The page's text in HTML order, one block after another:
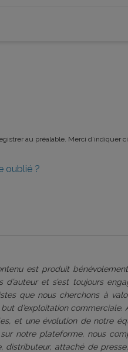
au préalable. Merci d’indiquer
oublié ?
est produit
d’auteur et s’est toujours
que nous cherchons à
d’exploitation commerciale.
et une évolution de notre
notre plateforme, nous
distributeur, attaché de